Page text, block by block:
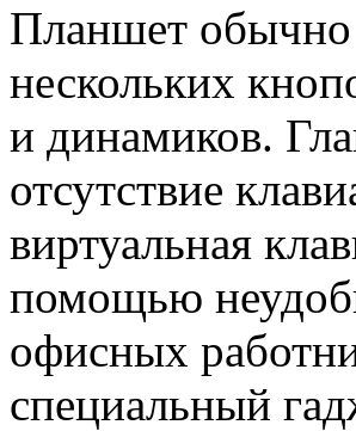
Планшет обычно
нескольких
и динамиков.
отсутствие
виртуальная
помощью
офисных
специальный